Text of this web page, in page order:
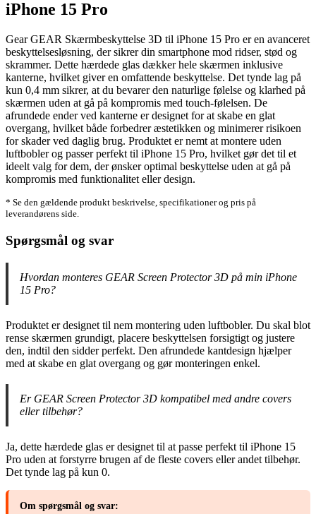
iPhone 15 Pro
Gear GEAR Skærmbeskyttelse 3D til iPhone 15 Pro er en avanceret
beskyttelsesløsning, der sikrer din smartphone mod ridser, stød og
skrammer. Dette hærdede glas dækker hele skærmen inklusive
kanterne, hvilket giver en omfattende beskyttelse. Det tynde lag på
kun 0,4 mm sikrer, at du bevarer den naturlige følelse og klarhed på
skærmen uden at gå på kompromis med touch-følelsen. De
afrundede ender ved kanterne er designet for at skabe en glat
overgang, hvilket både forbedrer æstetikken og minimerer risikoen
for skader ved daglig brug. Produktet er nemt at montere uden
luftbobler og passer perfekt til iPhone 15 Pro, hvilket gør det til et
ideelt valg for dem, der ønsker optimal beskyttelse uden at gå på
kompromis med funktionalitet eller design.
* Se den gældende produkt beskrivelse, specifikationer og pris på
leverandørens side.
Spørgsmål og svar
Hvordan monteres GEAR Screen Protector 3D på min iPhone
15 Pro?
Produktet er designet til nem montering uden luftbobler. Du skal blot
rense skærmen grundigt, placere beskyttelsen forsigtigt og justere
den, indtil den sidder perfekt. Den afrundede kantdesign hjælper
med at skabe en glat overgang og gør monteringen enkel.
Er GEAR Screen Protector 3D kompatibel med andre covers
eller tilbehør?
Ja, dette hærdede glas er designet til at passe perfekt til iPhone 15
Pro uden at forstyrre brugen af de fleste covers eller andet tilbehør.
Det tynde lag på kun 0.
Om spørgsmål og svar: